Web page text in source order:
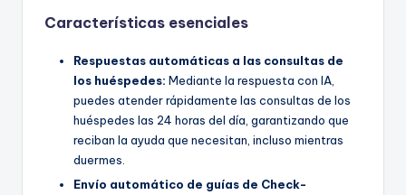
Características esenciales
Respuestas automáticas a las consultas de
los huéspedes: Mediante la respuesta con IA,
puedes atender rápidamente las consultas de los
huéspedes las 24 horas del día, garantizando que
reciban la ayuda que necesitan, incluso mientras
duermes.
Envío automático de guías de Check-